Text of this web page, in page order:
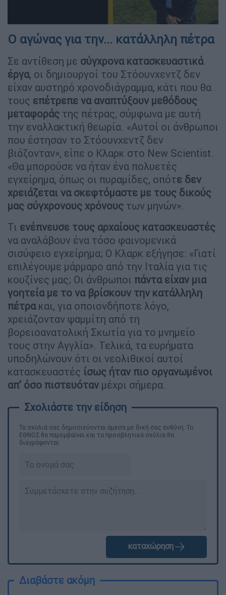
Ο αγώνας για την... κατάλληλη πέτρα
Σε αντίθεση με σύγχρονα κατασκευαστικά
έργα, οι δημιουργοί του Στόουνχεντζ δεν
είχαν αυστηρό χρονοδιάγραμμα, κάτι που θα
τους επέτρεπε να αναπτύξουν μεθόδους
μεταφοράς της πέτρας, σύμφωνα με αυτή
την εναλλακτική θεωρία. «Αυτοί οι άνθρωποι
που έστησαν το Στόουνχεντζ δεν
βιάζονταν», είπε ο Κλαρκ στο New Scientist.
«Θα μπορούσε να ήταν ένα πολυετές
εγχείρημα, όπως οι πυραμίδες, οπότε δεν
χρειάζεται να σκεφτόμαστε με τους δικούς
μας σύγχρονους χρόνους των μηνών».
Τι ενέπνευσε τους αρχαίους κατασκευαστές
να αναλάβουν ένα τόσο φαινομενικά
σισύφειο εγχείρημα; Ο Κλαρκ εξήγησε: «Γιατί
επιλέγουμε μάρμαρο από την Ιταλία για τις
κουζίνες μας; Οι άνθρωποι πάντα είχαν μια
γοητεία με το να βρίσκουν την κατάλληλη
πέτρακαι, για οποιονδήποτε λόγο,
χρειάζονταν ψαμμίτη από τη
βορειοανατολική Σκωτία για το μνημείο
τους στην Αγγλία». Τελικά, τα ευρήματα
υποδηλώνουν ότι οι νεολιθικοί αυτοί
κατασκευαστές ίσως ήταν πιο οργανωμένοι
απ’ όσο πιστευόταν μέχρι σήμερα.
Τα σχολιά σας δημοσιεύονται άμεσα με δική σας ευθύνη. Το
ΕΘΝΟΣ θα παρεμβαίνει και τα προσβλητικά σχόλια θα
διαγράφονται
καταχώρηση
Διαβάστε ακόμη